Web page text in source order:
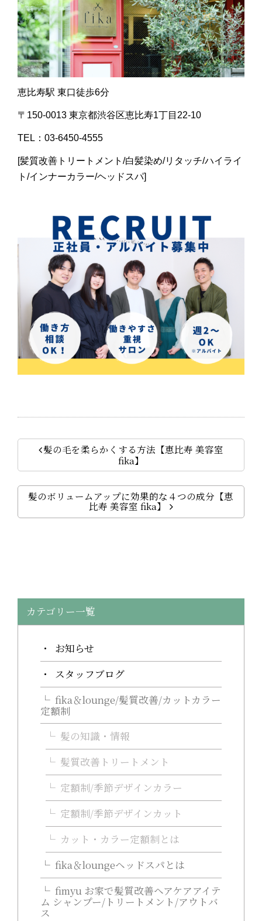
恵比寿駅 東口徒歩6分
〒150-0013 東京都渋谷区恵比寿1丁目22-10
TEL：03-6450-4555
[髪質改善トリートメント/白髪染め/リタッチ/ハイライ
ト/インナーカラー/ヘッドスパ]
髪の毛を柔らかくする方法【恵比寿 美容室
fika】
髪のボリュームアップに効果的な４つの成分【恵
比寿 美容室 fika】
カテゴリー一覧
お知らせ
スタッフブログ
fika＆lounge/髪質改善/カットカラー
定額制
髪の知識・情報
髪質改善トリートメント
定額制/季節デザインカラー
定額制/季節デザインカット
カット・カラー定額制とは
fika＆loungeヘッドスパとは
fimyu お家で髪質改善ヘアケアアイテ
ム シャンプー/トリートメント/アウトバ
ス